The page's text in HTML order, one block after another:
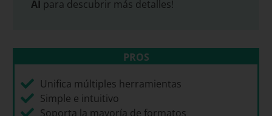
AI para descubrir más detalles!
PROS
Unifica múltiples herramientas
Simple e intuitivo
Soporta la mayoría de formatos